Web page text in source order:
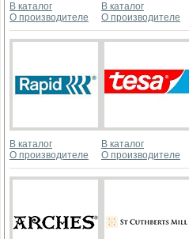
В каталог
О производителе
В каталог
О производителе
В каталог
О производителе
В каталог
О производителе